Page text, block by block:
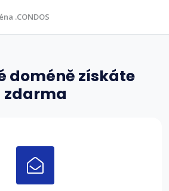
.CONDOS
doméně získáte
zdarma